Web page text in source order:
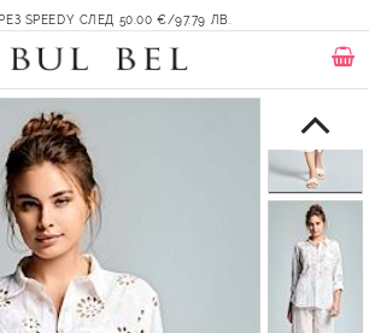
SPEEDY СЛЕД 50.00 €/97.79 ЛВ.